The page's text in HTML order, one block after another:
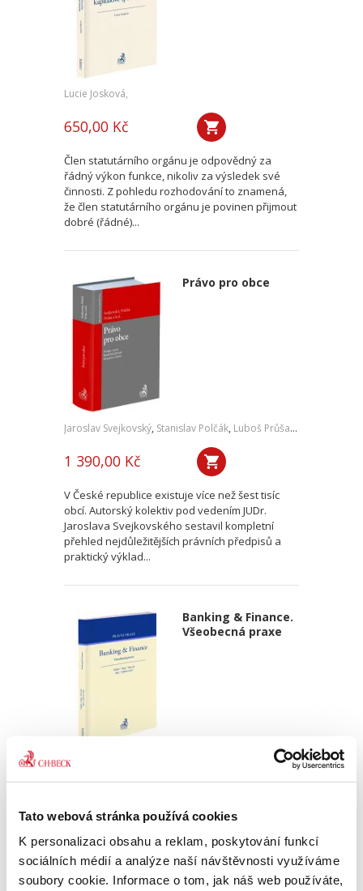
Tato webová stránka používá cookies
K personalizaci obsahu a reklam, poskytování funkcí
sociálních médií a analýze naší návštěvnosti využíváme
soubory cookie. Informace o tom, jak náš web používáte,
Lucie Josková,
650,00 Kč
Člen statutárního orgánu je odpovědný za
řádný výkon funkce, nikoliv za výsledek své
činnosti. Z pohledu rozhodování to znamená,
že člen statutárního orgánu je povinen přijmout
dobré (řádné)...
Právo pro obce
Jaroslav Svejkovský, Stanislav Polčák, Luboš Průša,a kol.
1 390,00 Kč
V České republice existuje více než šest tisíc
obcí. Autorský kolektiv pod vedením JUDr.
Jaroslava Svejkovského sestavil kompletní
přehled nejdůležitějších právních předpisů a
praktický výklad...
Banking & Finance.
Všeobecná praxe
Martin Vojtko Tomáš Jíně ,Petr Vybíral
republice všeobecnou praxi v oblasti Banking &
Finance. Je koncipována jako praktická příručka
určená primárně pro právníky – advokátní